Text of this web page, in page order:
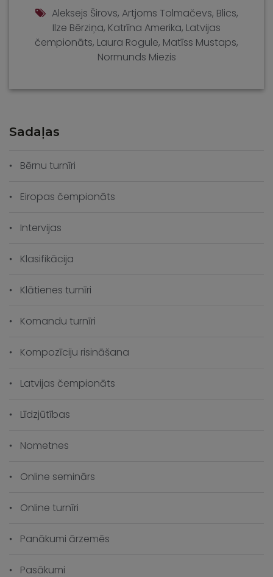
Aleksejs Širovs, Artjoms Tolmačevs, Blics,
Ilze Bērziņa, Katrīna Amerika, Latvijas
čempionāts, Laura Rogule, Matīss Mustaps,
Normunds Miezis
Sadaļas
Bērnu turnīri
Eiropas čempionāts
Intervijas
Klasifikācija
Klātienes turnīri
Komandu turnīri
Kompozīciju risināšana
Latvijas čempionāts
Līdzjūtības
Nometnes
Online seminārs
Online turnīri
Panākumi ārzemēs
Pasākumi